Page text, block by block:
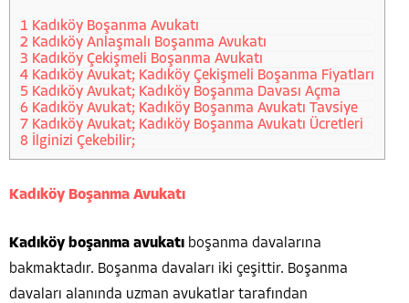
1 Kadıköy Boşanma Avukatı
2 Kadıköy Anlaşmalı Boşanma Avukatı
3 Kadıköy Çekişmeli Boşanma Avukatı
4 Kadıköy Avukat; Kadıköy Çekişmeli Boşanma Fiyatları
5 Kadıköy Avukat; Kadıköy Boşanma Davası Açma
6 Kadıköy Avukat; Kadıköy Boşanma Avukatı Tavsiye
7 Kadıköy Avukat; Kadıköy Boşanma Avukatı Ücretleri
8 İlginizi Çekebilir;
Kadıköy Boşanma Avukatı
Kadıköy boşanma avukatı boşanma davalarına
bakmaktadır. Boşanma davaları iki çeşittir. Boşanma
davaları alanında uzman avukatlar tarafından